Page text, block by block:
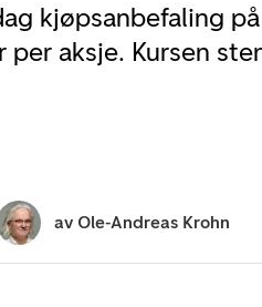
kjøpsanbefaling
per aksje. Kursen
av Ole-Andreas Krohn